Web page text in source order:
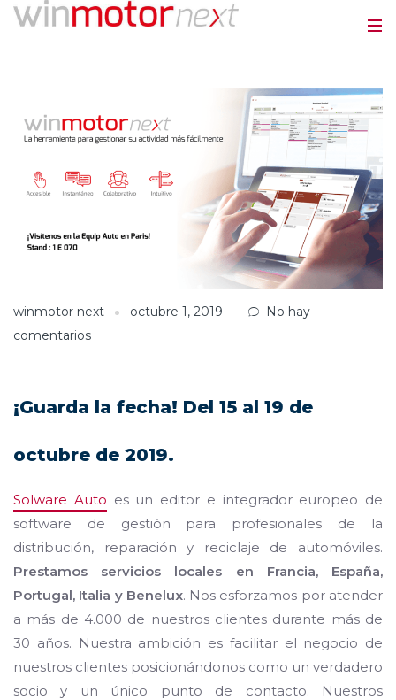
winmotor next octubre 1, 2019
No hay
comentarios
¡Guarda la fecha! Del 15 al 19 de
octubre de 2019.
Solware Auto es un editor e integrador europeo de
software de gestión para profesionales de la
distribución, reparación y reciclaje de automóviles.
Prestamos servicios locales en Francia, España,
Portugal, Italia y Benelux. Nos esforzamos por atender
a más de 4.000 de nuestros clientes durante más de
30 años. Nuestra ambición es facilitar el negocio de
nuestros clientes posicionándonos como un verdadero
socio y un único punto de contacto. Nuestros